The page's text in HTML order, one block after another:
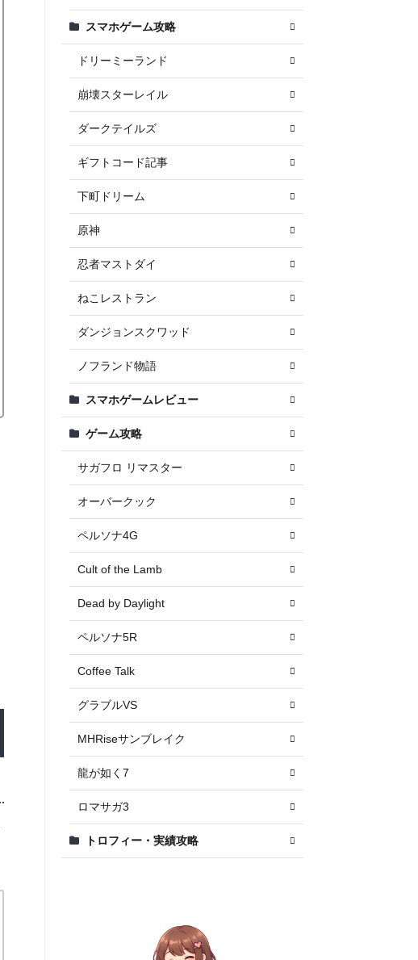
スマホゲーム攻略
ドリーミーランド
崩壊スターレイル
ダークテイルズ
ギフトコード記事
下町ドリーム
原神
忍者マストダイ
ねこレストラン
ダンジョンスクワッド
ノフランド物語
スマホゲームレビュー
ゲーム攻略
サガフロ リマスター
オーバークック
ペルソナ4G
Cult of the Lamb
Dead by Daylight
ペルソナ5R
Coffee Talk
グラブルVS
MHRiseサンブレイク
龍が如く7
ロマサガ3
トロフィー・実績攻略